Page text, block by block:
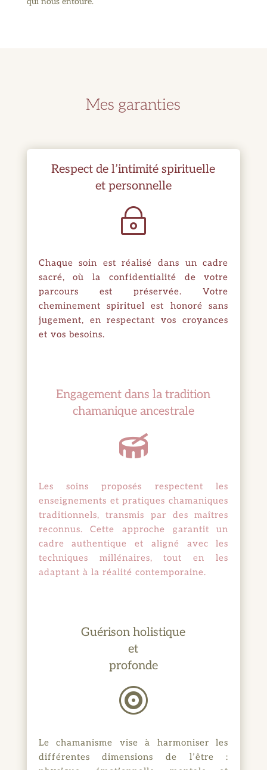
Mes garanties
Respect de l’intimité spirituelle
et personnelle
~
Chaque soin est réalisé dans un cadre
sacré, où la confidentialité de votre
parcours est préservée. Votre
cheminement spirituel est honoré sans
jugement, en respectant vos croyances
et vos besoins.
Engagement dans la tradition
chamanique ancestrale

Les soins proposés respectent les
enseignements et pratiques chamaniques
traditionnels, transmis par des maîtres
reconnus. Cette approche garantit un
cadre authentique et aligné avec les
techniques millénaires, tout en les
adaptant à la réalité contemporaine.
Guérison holistique
et
profonde

Le chamanisme vise à harmoniser les
différentes dimensions de l’être :